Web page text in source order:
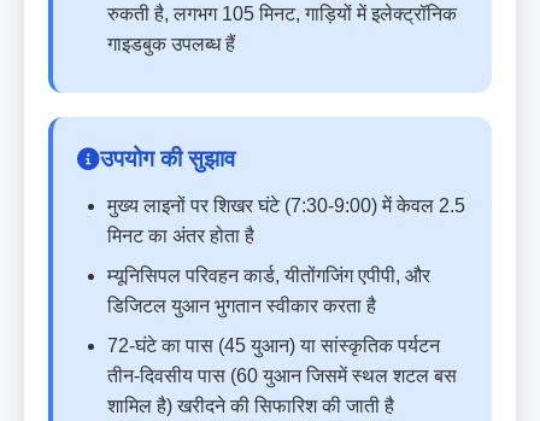
रुकती है, लगभग 105 मिनट, गाड़ियों में इलेक्ट्रॉनिक
गाइडबुक उपलब्ध हैं
उपयोग की सुझाव
मुख्य लाइनों पर शिखर घंटे (7:30-9:00) में केवल 2.5
मिनट का अंतर होता है
म्यूनिसिपल परिवहन कार्ड, यीतोंगजिंग एपीपी, और
डिजिटल युआन भुगतान स्वीकार करता है
72-घंटे का पास (45 युआन) या सांस्कृतिक पर्यटन
तीन-दिवसीय पास (60 युआन जिसमें स्थल शटल बस
शामिल है) खरीदने की सिफारिश की जाती है